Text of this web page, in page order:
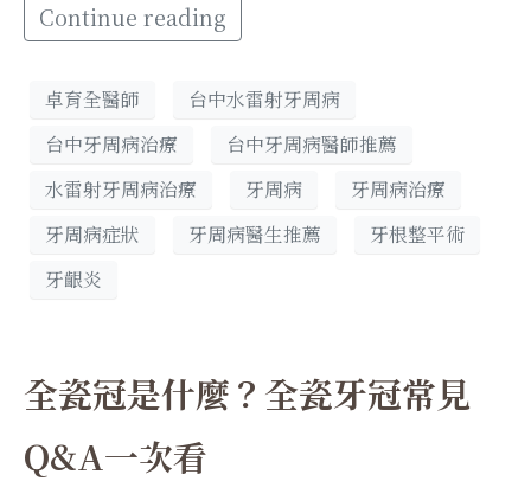
Continue reading
卓育全醫師
台中水雷射牙周病
台中牙周病治療
台中牙周病醫師推薦
水雷射牙周病治療
牙周病
牙周病治療
牙周病症狀
牙周病醫生推薦
牙根整平術
牙齦炎
全瓷冠是什麼？全瓷牙冠常見
Q&A一次看